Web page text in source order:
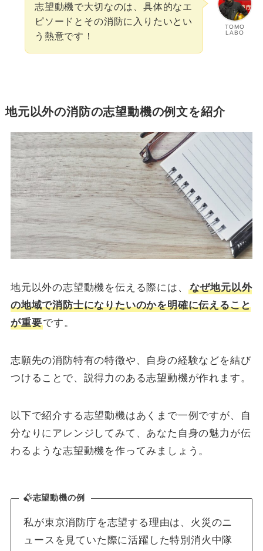
TOMO
LABO
志望動機で大切なのは、具体的なエ
ピソードとその消防に入りたいとい
う熱意です！
地元以外の消防の志望動機の例文を紹介
地元以外の志望動機を伝える際には、
なぜ地元以外
の地域で消防士になりたいのかを明確に伝えること
が重要です。
志願先の消防特有の特徴や、自身の経験などを結び
つけることで、説得力のある志望動機が作れます。
以下で紹介する志望動機はあくまで一例ですが、自
分なりにアレンジしてみて、あなた自身の魅力が伝
わるような志望動機を作ってみましょう。
志望動機の例
私が東京消防庁を志望する理由は、火災のニ
ュースを見ていた際に活躍した特別消火中隊